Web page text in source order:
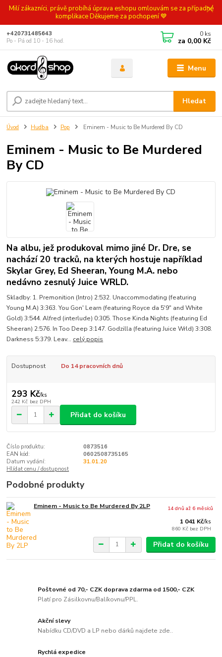
Milí zákazníci, právě probíhá úprava eshopu omlouvám se za případné
komplikace Děkujeme za pochopení 💙
Menu
Hledat
+420731485643
Po - Pá od 10 - 16 hod.
0 ks
za 0,00 Kč
Úvod Hudba Pop Eminem - Music to Be Murdered By CD
Eminem - Music to Be Murdered
By CD
Na albu, jež produkoval mimo jiné Dr. Dre, se
nachází 20 tracků, na kterých hostuje například
Skylar Grey, Ed Sheeran, Young M.A. nebo
nedávno zesnulý Juice WRLD.
Skladby: 1. Premonition (Intro) 2:532. Unaccommodating (featuring
Young M.A) 3:363. You Gon' Learn (featuring Royce da 5'9" and White
Gold) 3:544. Alfred (interlude) 0:305. Those Kinda Nights (featuring Ed
Sheeran) 2:576. In Too Deep 3:147. Godzilla (featuring Juice Wrld) 3:308.
Darkness 5:379. Leav... celý popis
Dostupnost Do 14 pracovních dnů
293 Kč/ks
242 Kč bez DPH
Přidat do košíku
Číslo produktu:
0873516
EAN kód:
0602508735165
Datum vydání:
31.01.20
Hlídat cenu / dostupnost
Podobné produkty
Eminem - Music to Be Murdered By 2LP
1 041 Kč/ks
860 Kč bez DPH
14 dnů až 6 měsíců
Přidat do košíku
Poštovné od 70,- CZK doprava zdarma od 1500,- CZK
Platí pro Zásilkovnu/Balíkovnu/PPL.
Akční slevy
Nabídku CD/DVD a LP nebo dárků najdete zde..
Rychlá expedice